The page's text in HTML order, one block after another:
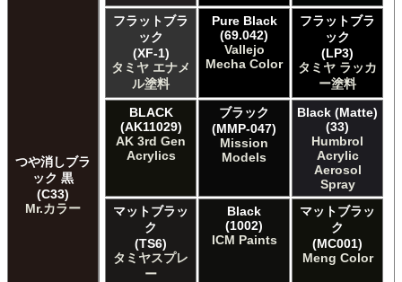
つや消しブラ
ック 黒
(C33)
Mr.カラー
フラットブラ
ック
(XF-1)
タミヤ エナメ
ル塗料
Pure Black
(69.042)
Vallejo
Mecha Color
フラットブラ
ック
(LP3)
タミヤ ラッカ
ー塗料
BLACK
(AK11029)
AK 3rd Gen
Acrylics
ブラック
(MMP-047)
Mission
Models
Black (Matte)
(33)
Humbrol
Acrylic
Aerosol
Spray
マットブラッ
ク
(TS6)
タミヤスプレ
ー
Black
(1002)
ICM Paints
マットブラッ
ク
(MC001)
Meng Color